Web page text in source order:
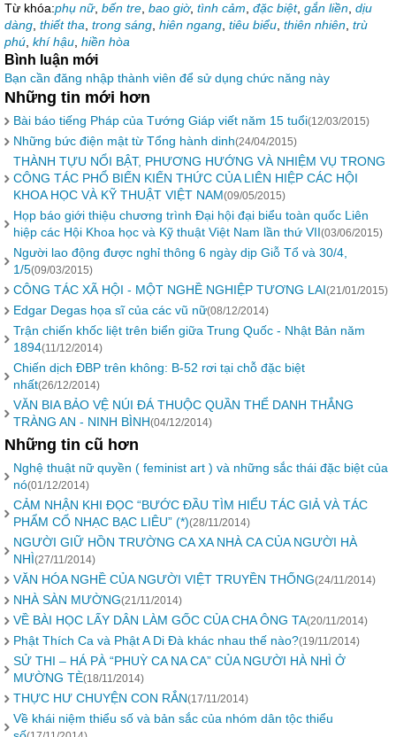
Từ khóa:phụ nữ, bến tre bao giờ, tình cảm đặc biệt, gắn liền dịu
dàng thiết tha trong sáng hiên ngang tiêu biểu thiên nhiên trù
phú khí hậu hiền hòa
Bình luận mới
Bạn cần đăng nhập thành viên để sử dụng chức năng này
Những tin mới hơn
Bài báo tiếng Pháp của Tướng Giáp viết năm 15 tuổi(12/03/2015)
Những bức điện mật từ Tổng hành dinh(24/04/2015)
THÀNH TỰU NỔI BẬT, PHƯƠNG HƯỚNG VÀ NHIỆM VỤ TRONG
CÔNG TÁC PHỔ BIẾN KIẾN THỨC CỦA LIÊN HIỆP CÁC HỘI
KHOA HỌC VÀ KỸ THUẬT VIỆT NAM(09/05/2015)
Họp báo giới thiệu chương trình Đại hội đại biểu toàn quốc Liên
hiệp các Hội Khoa học và Kỹ thuật Việt Nam lần thứ VII(03/06/2015)
Người lao động được nghỉ thông 6 ngày dịp Giỗ Tổ và 30/4,
1/5(09/03/2015)
CÔNG TÁC XÃ HỘI - MỘT NGHỀ NGHIỆP TƯƠNG LAI(21/01/2015)
Edgar Degas họa sĩ của các vũ nữ(08/12/2014)
Trận chiến khốc liệt trên biển giữa Trung Quốc - Nhật Bản năm
1894(11/12/2014)
Chiến dịch ĐBP trên không: B-52 rơi tại chỗ đặc biệt
nhất(26/12/2014)
VĂN BIA BẢO VỆ NÚI ĐÁ THUỘC QUẦN THỂ DANH THẮNG
TRÀNG AN - NINH BÌNH(04/12/2014)
Những tin cũ hơn
Nghệ thuật nữ quyền ( feminist art ) và những sắc thái đặc biệt của
nó(01/12/2014)
CẢM NHẬN KHI ĐỌC “BƯỚC ĐẦU TÌM HIỂU TÁC GIẢ VÀ TÁC
PHẨM CỔ NHẠC BẠC LIÊU” (*)(28/11/2014)
NGƯỜI GIỮ HỒN TRƯỜNG CA XA NHÀ CA CỦA NGƯỜI HÀ
NHÌ(27/11/2014)
VĂN HÓA NGHỀ CỦA NGƯỜI VIỆT TRUYỀN THỐNG(24/11/2014)
NHÀ SÀN MƯỜNG(21/11/2014)
VỀ BÀI HỌC LẤY DÂN LÀM GỐC CỦA CHA ÔNG TA(20/11/2014)
Phật Thích Ca và Phật A Di Đà khác nhau thế nào?(19/11/2014)
SỬ THI – HÁ PÀ “PHUỲ CA NA CA” CỦA NGƯỜI HÀ NHÌ Ở
MƯỜNG TÈ(18/11/2014)
THỰC HƯ CHUYỆN CON RẮN(17/11/2014)
Về khái niệm thiểu số và bản sắc của nhóm dân tộc thiểu